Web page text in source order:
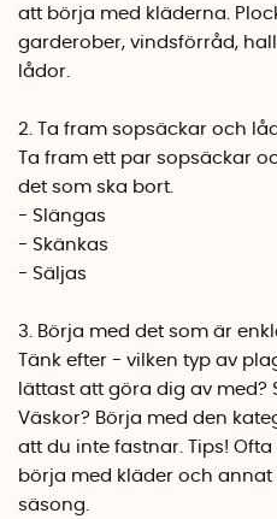
att börja med kläderna.
garderober, vindsförråd,
lådor.
2. Ta fram sopsäckar och
Ta fram ett par sopsäckar
det som ska bort.
- Slängas
- Skänkas
- Säljas
3. Börja med det som är
Tänk efter - vilken typ av
lättast att göra dig av med?
Väskor? Börja med den
att du inte fastnar. Tips!
börja med kläder och
säsong.